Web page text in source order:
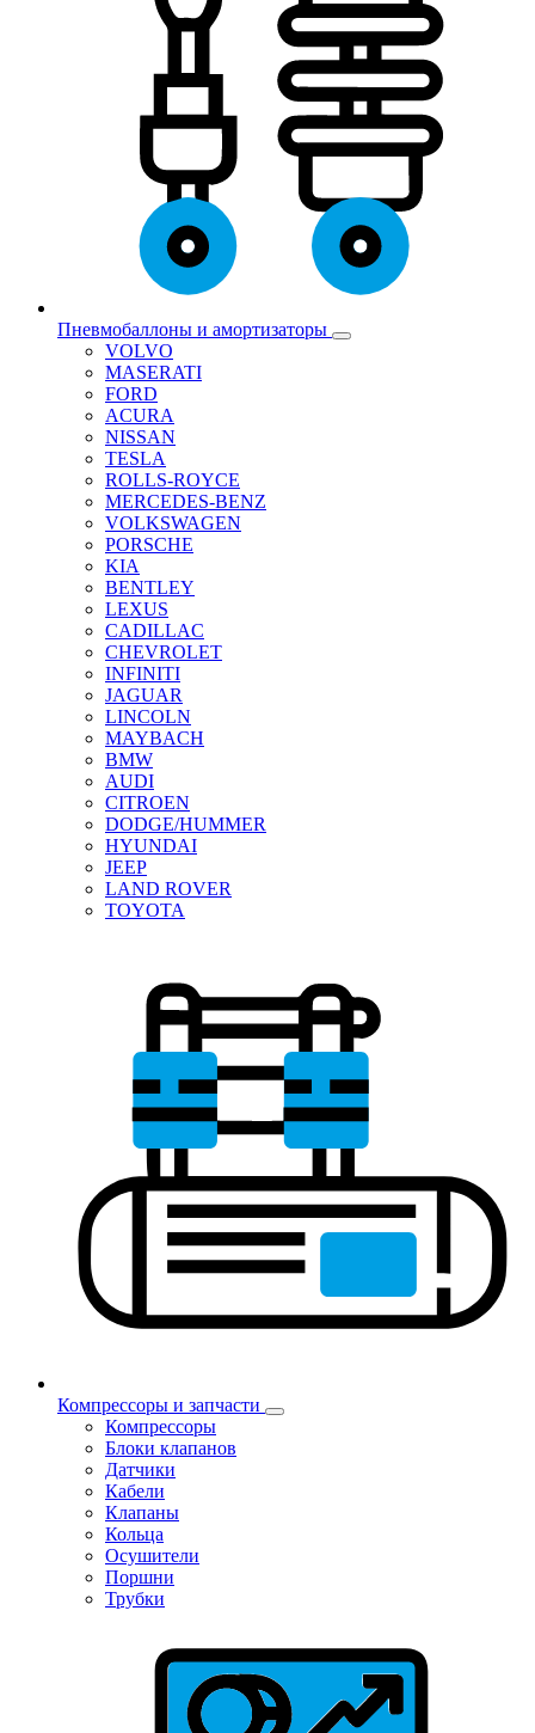
Пневмобаллоны и амортизаторы
VOLVO
MASERATI
FORD
ACURA
NISSAN
TESLA
ROLLS-ROYCE
MERCEDES-BENZ
VOLKSWAGEN
PORSCHE
KIA
BENTLEY
LEXUS
CADILLAC
CHEVROLET
INFINITI
JAGUAR
LINCOLN
MAYBACH
BMW
AUDI
CITROEN
DODGE/HUMMER
HYUNDAI
JEEP
LAND ROVER
TOYOTA
Компрессоры и запчасти
Компрессоры
Блоки клапанов
Датчики
Кабели
Клапаны
Кольца
Осушители
Поршни
Трубки